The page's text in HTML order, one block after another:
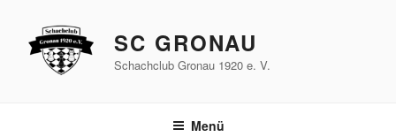
springen
SC GRONAU
Schachclub Gronau 1920 e. V.
Menü